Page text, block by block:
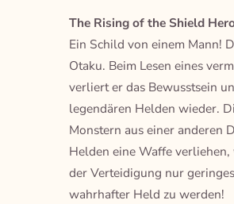
The Rising of the Shield
Ein Schild von einem Mann!
Otaku. Beim Lesen eines
verliert er das Bewusstsein
legendären Helden wieder.
Monstern aus einer anderen
Helden eine Waffe
der Verteidigung nur
wahrhafter Held zu werden!